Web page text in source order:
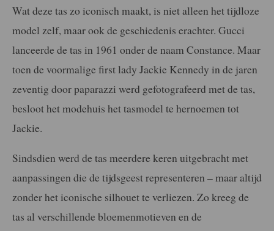
Wat deze tas zo iconisch maakt, is niet alleen het tijdloze
model zelf, maar ook de geschiedenis erachter. Gucci
lanceerde de tas in 1961 onder de naam Constance. Maar
toen de voormalige first lady Jackie Kennedy in de jaren
zeventig door paparazzi werd gefotografeerd met de tas,
besloot het modehuis het tasmodel te hernoemen tot
Jackie.
Sindsdien werd de tas meerdere keren uitgebracht met
aanpassingen die de tijdsgeest representeren – maar altijd
zonder het iconische silhouet te verliezen. Zo kreeg de
tas al verschillende bloemenmotieven en de